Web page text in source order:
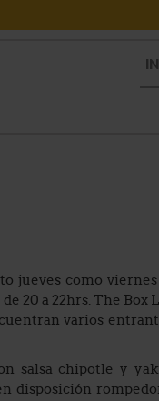
jueves como
20 a 22hrs. The
varios
salsa chipotle y
disposición